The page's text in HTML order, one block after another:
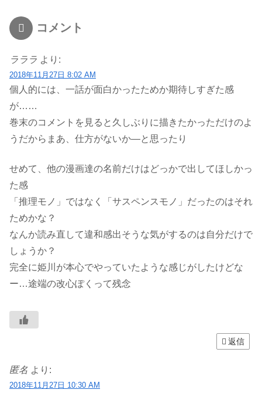
コメント
ラララ より:
2018年11月27日 8:02 AM
個人的には、一話が面白かったためか期待しすぎた感
が……
巻末のコメントを見ると久しぶりに描きたかっただけのよ
うだからまあ、仕方がないか―と思ったり
せめて、他の漫画達の名前だけはどっかで出してほしかっ
た感
「推理モノ」ではなく「サスペンスモノ」だったのはそれ
ためかな？
なんか読み直して違和感出そうな気がするのは自分だけで
しょうか？
完全に姫川が本心でやっていたような感じがしたけどな
ー…途端の改心ぽくって残念
返信
匿名 より:
2018年11月27日 10:30 AM